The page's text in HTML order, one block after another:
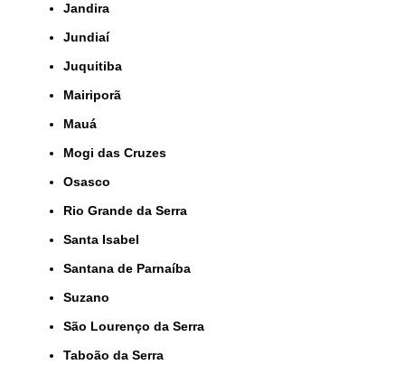
Jandira
Jundiaí
Juquitiba
Mairiporã
Mauá
Mogi das Cruzes
Osasco
Rio Grande da Serra
Santa Isabel
Santana de Parnaíba
Suzano
São Lourenço da Serra
Taboão da Serra